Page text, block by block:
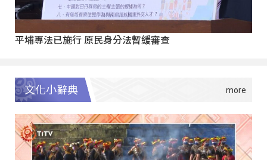
平埔專法已施行 原民身分法暫緩審查
文化小辭典